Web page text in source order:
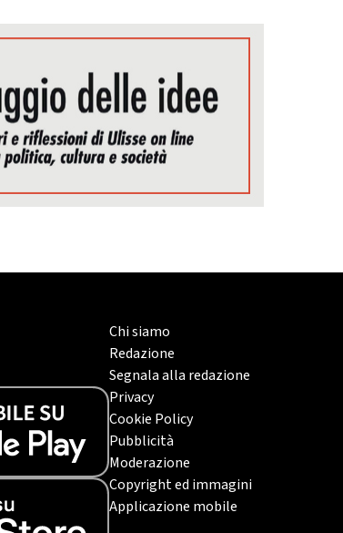
Chi siamo
Redazione
Segnala alla redazione
Privacy
Cookie Policy
Pubblicità
Moderazione
Copyright ed immagini
Applicazione mobile